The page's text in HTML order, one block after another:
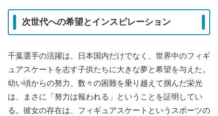
次世代への希望とインスピレーション
千葉選手の活躍は、日本国内だけでなく、世界中のフィギ
ュアスケートを志す子供たちに大きな夢と希望を与えた。
幼い頃からの努力、数々の困難を乗り越えて掴んだ栄光
は、まさに「努力は報われる」ということを証明してい
る。彼女の存在は、フィギュアスケートというスポーツの